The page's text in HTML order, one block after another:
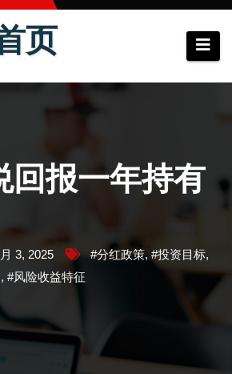
页
回报一年持有
3, 2025 #分红政策, #投资目标,
, #风险收益特征